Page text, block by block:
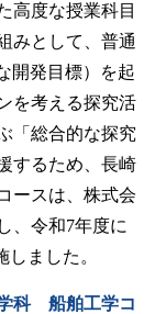
高度な授業科目
みとして、普通
開発目標）を起
を考える探究活
「総合的な探究
するため、長崎
スは、株式会
、令和7年度に
ました。
科 船舶工学コ